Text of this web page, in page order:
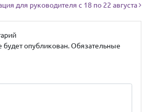
для руководителя с 18 по 22 августа
опубликован. Обязательные